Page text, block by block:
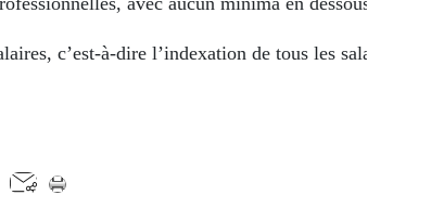
c’est-à-dire l’indexation de tous les salaires sur